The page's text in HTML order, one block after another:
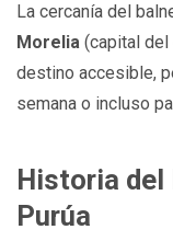
La cercanía del
Morelia (capital
destino accesible,
semana o incluso
Historia del
Purúa